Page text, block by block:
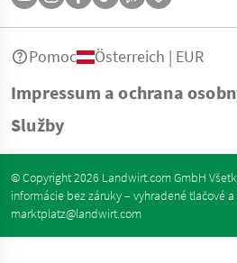
Impressum a ochrana
Služby
Pomoc Österreich | EUR
© Copyright 2026 Landwirt.com GmbH
informácie bez záruky – vyhradené tlačové
marktplatz@landwirt.com